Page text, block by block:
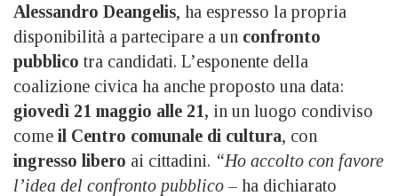
Alessandro Deangelis, ha espresso la propria
disponibilità a partecipare a un confronto
pubblico tra candidati. L’esponente della
coalizione civica ha anche proposto una data:
giovedì 21 maggio alle 21, in un luogo condiviso
come il Centro comunale di cultura, con
ingresso libero ai cittadini. “Ho accolto con favore
l’idea del confronto pubblico – ha dichiarato